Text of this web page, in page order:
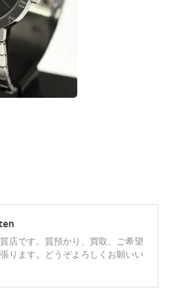
店です。質預かり、買取、ご希望
ります。どうぞよろしくお願いい